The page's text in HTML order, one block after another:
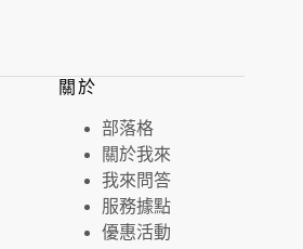
關於
部落格
關於我來
我來問答
服務據點
優惠活動